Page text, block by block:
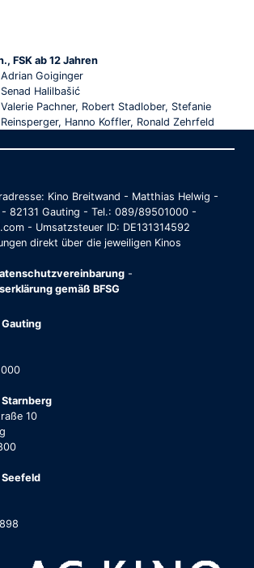
FSK ab 12 Jahren
Adrian Goiginger
Senad Halilbašić
Valerie Pachner, Robert Stadlober, Stefanie
Reinsperger, Hanno Koffler, Ronald Zehrfeld
Kino Breitwand - Matthias Helwig -
82131 Gauting - Tel.: 089/89501000 -
- Umsatzsteuer ID: DE131314592
direkt über die jeweiligen Kinos
-
gemäß BFSG
10